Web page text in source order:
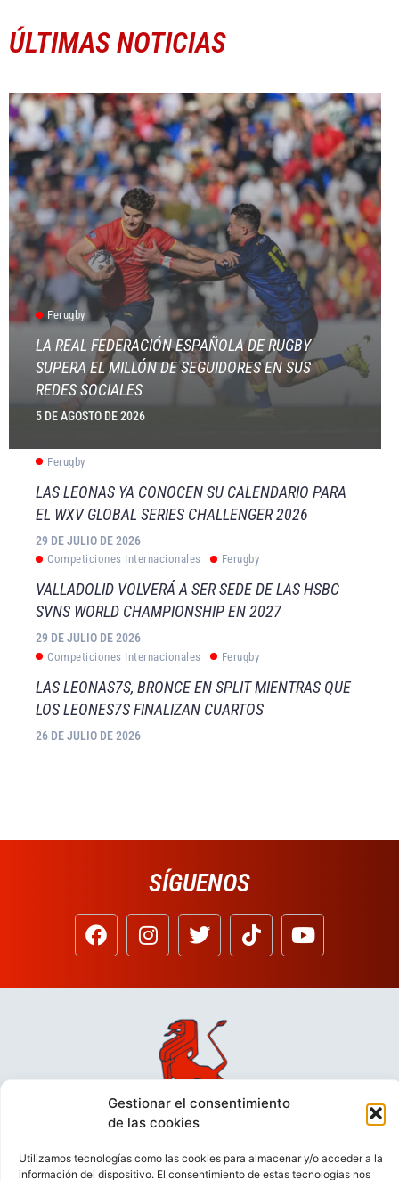
Gestionar el consentimiento
de las cookies
Utilizamos tecnologías como las cookies para almacenar y/o acceder a la
información del dispositivo. El consentimiento de estas tecnologías nos
ÚLTIMAS NOTICIAS
Ferugby
LA REAL FEDERACIÓN ESPAÑOLA DE RUGBY
SUPERA EL MILLÓN DE SEGUIDORES EN SUS
REDES SOCIALES
5 DE AGOSTO DE 2026
Ferugby
LAS LEONAS YA CONOCEN SU CALENDARIO PARA
EL WXV GLOBAL SERIES CHALLENGER 2026
29 DE JULIO DE 2026
Competiciones Internacionales Ferugby
VALLADOLID VOLVERÁ A SER SEDE DE LAS HSBC
SVNS WORLD CHAMPIONSHIP EN 2027
29 DE JULIO DE 2026
Competiciones Internacionales Ferugby
LAS LEONAS7S, BRONCE EN SPLIT MIENTRAS QUE
LOS LEONES7S FINALIZAN CUARTOS
26 DE JULIO DE 2026
SÍGUENOS